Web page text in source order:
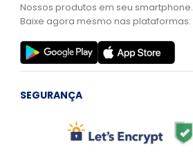
Nossos produtos em seu smartphone.
Baixe agora mesmo nas plataformas:
SEGURANÇA